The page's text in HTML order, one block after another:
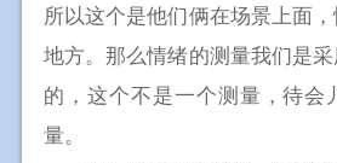
所以这个是他们俩在场景上面
地方。那么情绪的测量我们是
的，这个不是一个测量，待会
量。